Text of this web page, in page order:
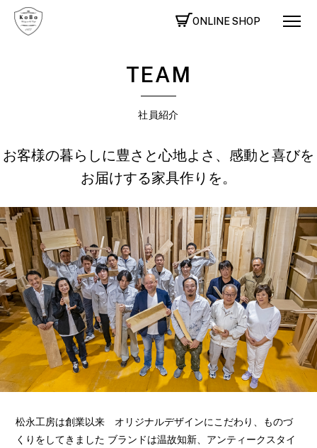
ONLINE SHOP
TEAM
社員紹介
お客様の暮らしに豊さと心地よさ、感動と喜びを
お届けする家具作りを。
松永工房は創業以来 オリジナルデザインにこだわり、ものづ
くりをしてきました ブランドは温故知新、アンティークスタイ